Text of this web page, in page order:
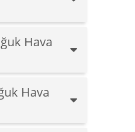
Hava
Hava